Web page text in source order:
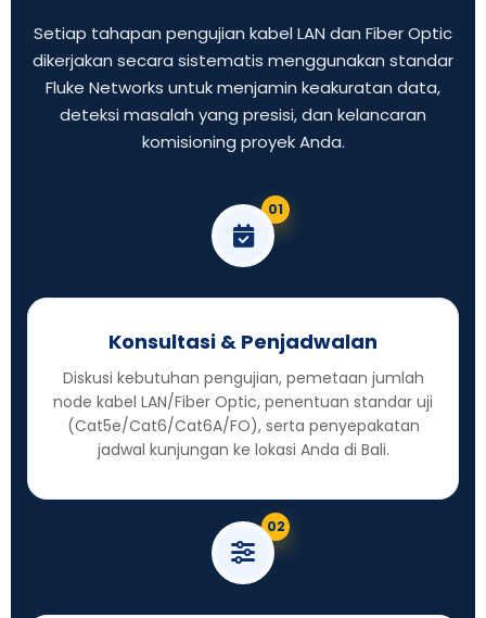
Setiap tahapan pengujian kabel LAN dan Fiber Optic
dikerjakan secara sistematis menggunakan standar
Fluke Networks untuk menjamin keakuratan data,
deteksi masalah yang presisi, dan kelancaran
komisioning proyek Anda.
01
Konsultasi & Penjadwalan
Diskusi kebutuhan pengujian, pemetaan jumlah
node kabel LAN/Fiber Optic, penentuan standar uji
(Cat5e/Cat6/Cat6A/FO), serta penyepakatan
jadwal kunjungan ke lokasi Anda di Bali.
02